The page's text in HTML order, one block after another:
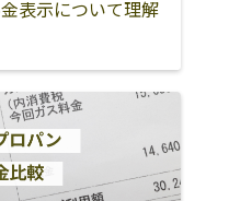
表示について理解